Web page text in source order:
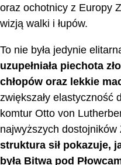
oraz ochotnicy z Europy
wizją walki i łupów.
To nie była jedynie
uzupełniała piechota
chłopów oraz lekkie
zwiększały elastyczność
komtur Otto von
najwyższych dostojników
struktura sił pokazuje,
była Bitwa pod